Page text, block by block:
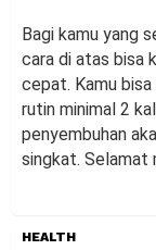
Bagi kamu yang
cara di atas bisa
cepat. Kamu
rutin minimal 2
penyembuhan
singkat. Selamat
HEALTH